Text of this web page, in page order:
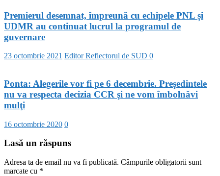
Premierul desemnat, împreună cu echipele PNL și
UDMR au continuat lucrul la programul de
guvernare
23 octombrie 2021 Editor Reflectorul de SUD 0
Ponta: Alegerile vor fi pe 6 decembrie. Preşedintele
nu va respecta decizia CCR şi ne vom îmbolnăvi
mulţi
16 octombrie 2020 0
Lasă un răspuns
Adresa ta de email nu va fi publicată. Câmpurile obligatorii sunt
marcate cu *